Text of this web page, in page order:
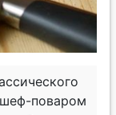
шеф-поваром